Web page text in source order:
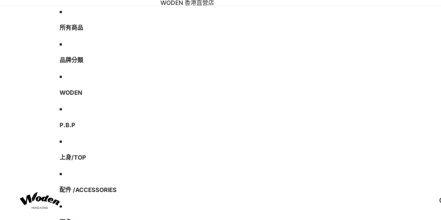
WODEN 香港直營店
所有商品
品牌分類
WODEN
P.B.P
上身/TOP
配件 /ACCESSORIES